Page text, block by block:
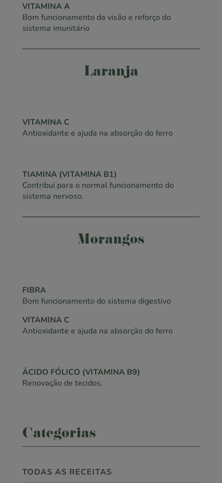
VITAMINA A
Bom funcionamento da visão e reforço do
sistema imunitário
Laranja
VITAMINA C
Antioxidante e ajuda na absorção do ferro
TIAMINA (VITAMINA B1)
Contribui para o normal funcionamento do
sistema nervoso.
Morangos
FIBRA
Bom funcionamento do sistema digestivo
VITAMINA C
Antioxidante e ajuda na absorção do ferro
ÁCIDO FÓLICO (VITAMINA B9)
Renovação de tecidos.
Categorias
TODAS AS RECEITAS